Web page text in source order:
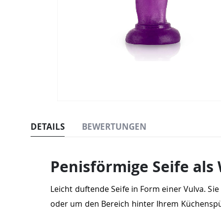
der
DETAILS
Penisförmige Seife
Leicht duftende Seife in Form einer Vulva.
oder um den Bereich hinter Ihrem
BEWERTUNGEN